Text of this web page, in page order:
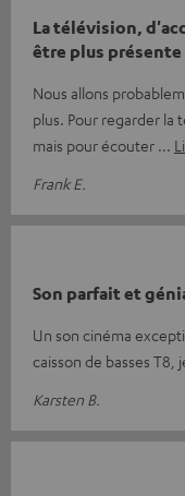
La télévision,
être plus présente
Nous allons
plus. Pour regarder la
mais pour écouter
Frank E.
Son parfait et
Un son cinéma
caisson de basses T8,
Karsten B.